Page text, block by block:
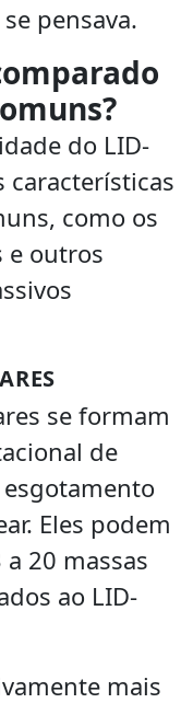
pensava.
do LID-
características
como os
e outros
se formam
de
Eles podem
20 massas
ao LID-
mais